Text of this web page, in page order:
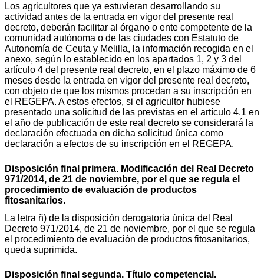
Los agricultores que ya estuvieran desarrollando su
actividad antes de la entrada en vigor del presente real
decreto, deberán facilitar al órgano o ente competente de la
comunidad autónoma o de las ciudades con Estatuto de
Autonomía de Ceuta y Melilla, la información recogida en el
anexo, según lo establecido en los apartados 1, 2 y 3 del
artículo 4 del presente real decreto, en el plazo máximo de 6
meses desde la entrada en vigor del presente real decreto,
con objeto de que los mismos procedan a su inscripción en
el REGEPA. A estos efectos, si el agricultor hubiese
presentado una solicitud de las previstas en el artículo 4.1 en
el año de publicación de este real decreto se considerará la
declaración efectuada en dicha solicitud única como
declaración a efectos de su inscripción en el REGEPA.
Disposición final primera. Modificación del Real Decreto
971/2014, de 21 de noviembre, por el que se regula el
procedimiento de evaluación de productos
fitosanitarios.
La letra ñ) de la disposición derogatoria única del Real
Decreto 971/2014, de 21 de noviembre, por el que se regula
el procedimiento de evaluación de productos fitosanitarios,
queda suprimida.
Disposición final segunda. Título competencial.